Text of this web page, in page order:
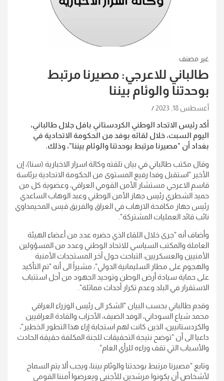
غير مصنف
طالباني للاعرجي: مصيرنا مرتبط
بوحدتنا والوئام بيننا
أغسطس 18, 2023
أكد رئيس الاتحاد الوطني الكردستاني بافل جلال طالباني،
اليوم السبت، خلال لقائه بوفد من الحكومة الاتحادية في
بغداد أن "مصيرنا مرتبط بوحدتنا والوئام بيننا"، وذلك.
وقال مكتب طالباني في بيان تلقته وكالة اسرار الاخبارية (سنا)، إن
الأخير "استقبل وفدا رفيع المستوى من الحكومة الاتحادية برئاسة
قاسم الاعرجي مستشار الأمن القومي العراقي، وعضوية كل من
حميد الشطري رئيس جهاز الأمن الوطني وعبد الوهاب الساعدي
رئيس جهاز مكافحة الارهاب في العراق والفريق قيس المحيمداوي
نائب قائد العمليات المشتركة".
وأضاف أنه "جرى خلال اللقاء الذي حضره عدد من أعضاء الهيئة
العاملة والمكتب السياسي للاتحاد الوطني وعدد من المسؤولين
الأمنيين والعسكريين، التباحث حول آخر المستجدات الأمنية
والهجوم على مطار السليمانية الدولي"، مشيراً الى أنه "تم التأكيد
على حماية سيادة أرض الوطن وتوحيد الجهود من أجل استتباب
الاستقرار في البلد وعدم تكرار أحداث مماثلة".
وقدم طالباني بحسب البيان "الشكر الى رئيس الوزراء العراقي
محمد شياع السوداني، الوفد الضيف، الأحزاب والقادة العراقيين
والكردستانيين، الذين كانت لهم استجابة إزاء هذا التطور الخطير"،
داعیا الى أن "توضح نتيجة التحقيقات للجنة المكلفة حقيقة الحادث
والأسباب التي تقف وراءه للرأي العام".
وتابع "مصيرنا مرتبط بوحدتنا والوئام بيننا، ويجب ألا يتم السماح
لأشخاص أن يكونوا مرشدين للأجنبي ويعرضوا أمننا القومي